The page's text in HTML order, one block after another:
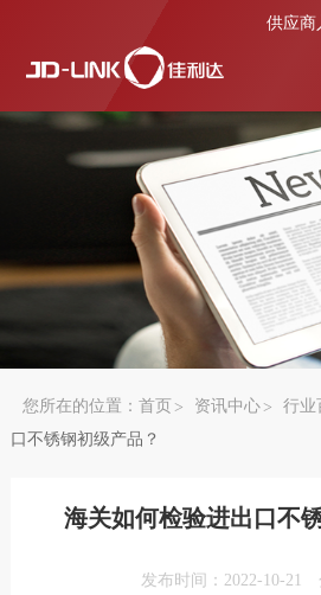
供应商
您所在的位置： 首页 资讯中心 行业
口不锈钢初级产品？
海关如何检验进出口不
发布时间：2022-10-21